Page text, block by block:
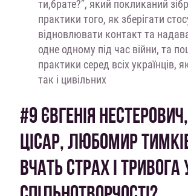
ти,брате?”, який покликаний
практики того, як зберігати
відновлювати контакт та
одне одному під час війни, та
практики серед всіх українців,
так і цивільних
#9 ЄВГЕНІЯ
ЦІСАР, ЛЮБОМИР
ВЧАТЬ СТРАХ І ТРИВОГА